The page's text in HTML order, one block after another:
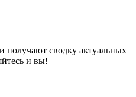
получают сводку актуальных
и вы!